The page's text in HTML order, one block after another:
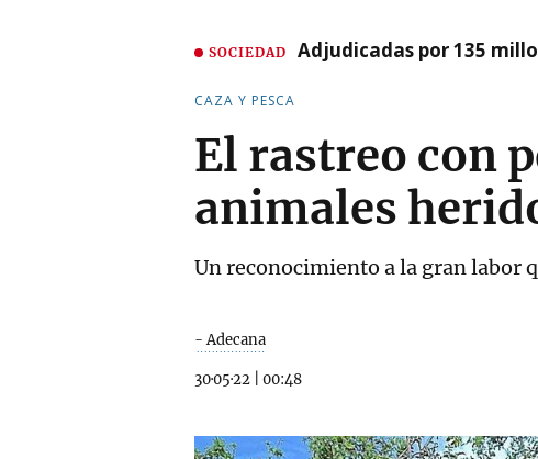
SOCIEDAD Adjudicadas por 135
CAZA Y PESCA
El rastreo con
animales
Un reconocimiento a la gran labor
- Adecana
30·05·22 00:48